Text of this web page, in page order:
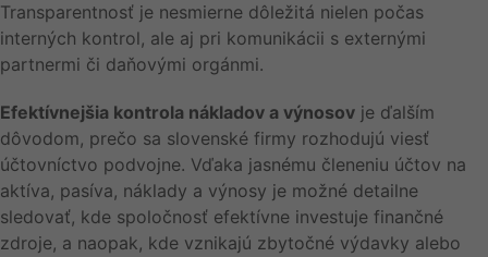
Transparentnosť je nesmierne dôležitá nielen počas
interných kontrol, ale aj pri komunikácii s externými
partnermi či daňovými orgánmi.
Efektívnejšia kontrola nákladov a výnosov je ďalším
dôvodom, prečo sa slovenské firmy rozhodujú viesť
účtovníctvo podvojne. Vďaka jasnému členeniu účtov na
aktíva, pasíva, náklady a výnosy je možné detailne
sledovať, kde spoločnosť efektívne investuje finančné
zdroje, a naopak, kde vznikajú zbytočné výdavky alebo